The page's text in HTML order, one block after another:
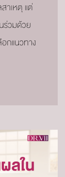
าเหตุ แต่
ร่วมด้วย
กแนวทาง